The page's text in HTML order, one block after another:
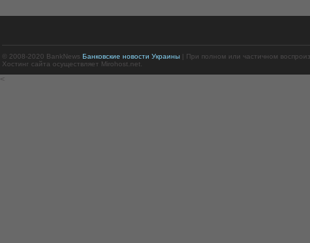
© 2008-2020 BankNews Банковские новости Украины| При полном или частичном
Хостинг сайта осуществляет Mirohost.net.
<